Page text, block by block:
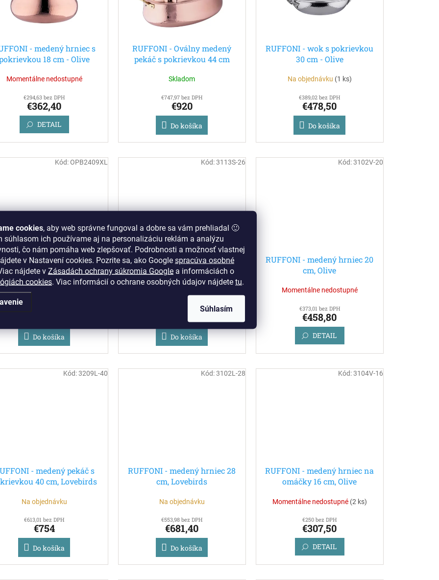
cookies, aby web správne fungoval a dobre sa vám prehliadal 🙂
súhlasom ich používame aj na personalizáciu reklám a analýzu
čo nám pomáha web zlepšovať. Podrobnosti a možnosť vlastnej
v Nastavení cookies. Pozrite sa, ako Google spracúva osobné
nájdete v Zásadách ochrany súkromia Google a informáciách o
cookies. Viac informácií o ochrane osobných údajov nájdete tu.
Súhlasím
- medený hrniec s
18 cm - Olive
Momentálne nedostupné
€294,63 bez DPH
€362,40
DETAIL
RUFFONI - Oválny medený
pekáč s pokrievkou 44 cm
Skladom
€747,97 bez DPH
€920
Do košíka
RUFFONI - wok s pokrievkou
30 cm - Olive
Na objednávku (1 ks)
€389,02 bez DPH
€478,50
Do košíka
- hrniec 24 cm -
Lovebirds Opus Prima
Na objednávku
Do košíka
Kód: OPB2409XL
RUFFONI - medený hrniec
Jelenček 26 cm, Stag Chef
Braiser
€369,11 bez DPH
Do košíka
Kód:3113S-26
RUFFONI - medený hrniec 20
cm, Olive
Momentálne nedostupné
€373,01 bez DPH
€458,80
DETAIL
Kód:3102V-20
- medený pekáč s
40 cm, Lovebirds
Na objednávku
€613,01 bez DPH
€754
Do košíka
Kód:3209L-40
RUFFONI - medený hrniec 28
cm, Lovebirds
Na objednávku
€553,98 bez DPH
€681,40
Do košíka
Kód:3102L-28
RUFFONI - medený hrniec na
omáčky 16 cm, Olive
Momentálne nedostupné (2 ks)
€250 bez DPH
€307,50
DETAIL
Kód:3104V-16